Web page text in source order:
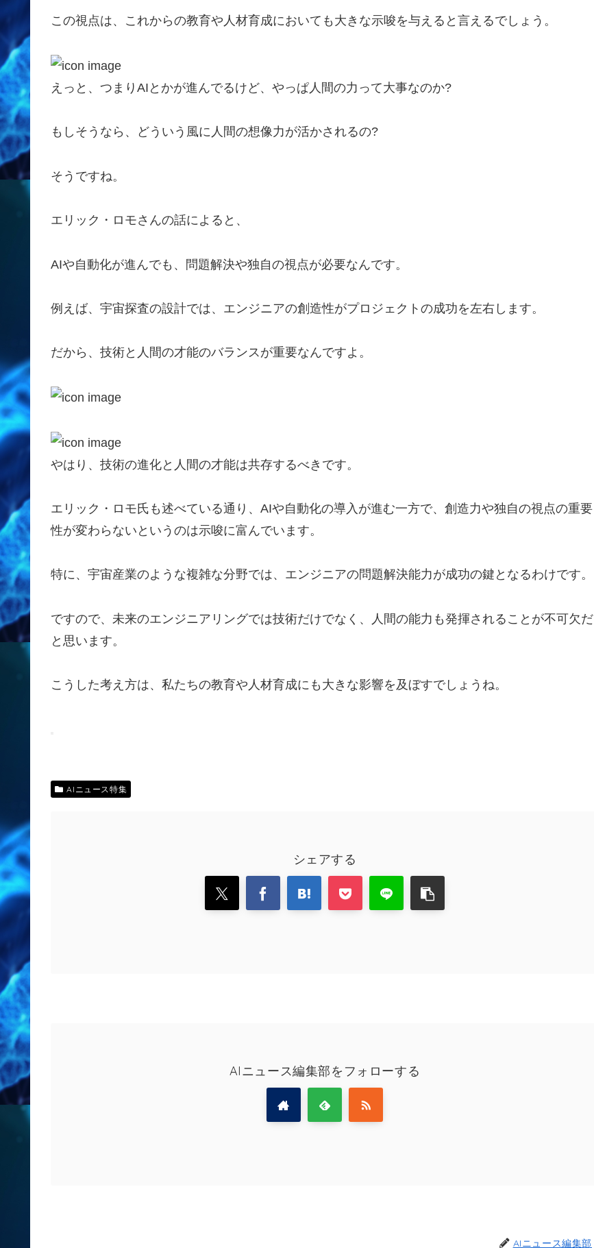
この視点は、これからの教育や人材育成においても大きな示唆を与えると言えるでしょう。
えっと、つまりAIとかが進んでるけど、やっぱ人間の力って大事なのか?
もしそうなら、どういう風に人間の想像力が活かされるの?
そうですね。
エリック・ロモさんの話によると、
AIや自動化が進んでも、問題解決や独自の視点が必要なんです。
例えば、宇宙探査の設計では、エンジニアの創造性がプロジェクトの成功を左右します。
だから、技術と人間の才能のバランスが重要なんですよ。
やはり、技術の進化と人間の才能は共存するべきです。
エリック・ロモ氏も述べている通り、AIや自動化の導入が進む一方で、創造力や独自の視点の重要
性が変わらないというのは示唆に富んでいます。
特に、宇宙産業のような複雑な分野では、エンジニアの問題解決能力が成功の鍵となるわけです。
ですので、未来のエンジニアリングでは技術だけでなく、人間の能力も発揮されることが不可欠だ
と思います。
こうした考え方は、私たちの教育や人材育成にも大きな影響を及ぼすでしょうね。
AIニュース特集
シェアする
AIニュース編集部をフォローする
AIニュース編集部